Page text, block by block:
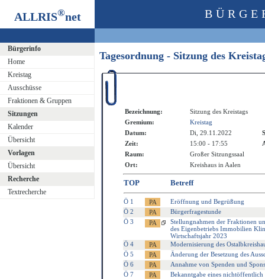
ALLRIS®net
Bürgerinfo
Home
Kreistag
Ausschüsse
Fraktionen & Gruppen
Sitzungen
Kalender
Übersicht
Vorlagen
Übersicht
Recherche
Textrecherche
Tagesordnung - Sitzung des
Bezeichnung:
Sitzung des Kreistags
Gremium:
Kreistag
Datum:
Di, 29.11.2022
Zeit:
15:00 - 17:55
Raum:
Großer Sitzungssaal
Ort:
Kreishaus in Aalen
TOP Betreff
Ö 1
Eröffnung und Begrüßung
Ö 2
Bürgerfragestunde
Ö 3
Stellungnahmen der Fraktionen
des Eigenbetriebs Immobilien
Wirtschaftsjahr 2023
Ö 4
Modernisierung des
Ö 5
Änderung der Besetzung des
Ö 6
Annahme von Spenden und
Ö 7
Bekanntgabe eines nichtöffentlich